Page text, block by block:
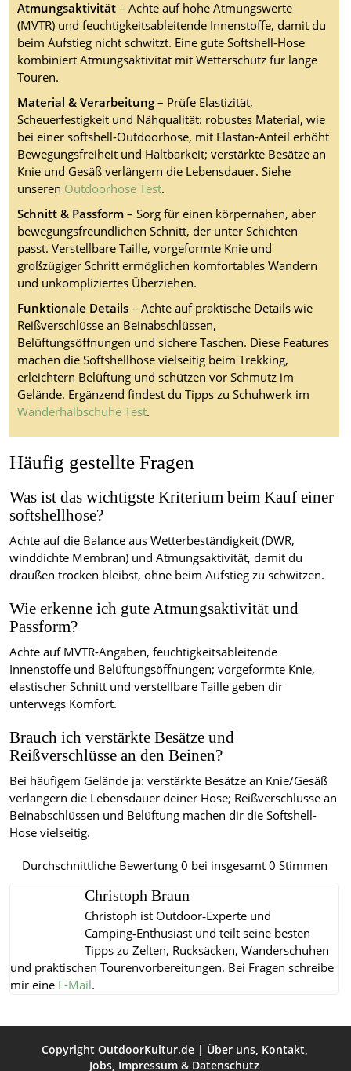
Atmungsaktivität– Achte auf hohe Atmungswerte
(MVTR) und feuchtigkeitsableitende Innenstoffe, damit du
beim Aufstieg nicht schwitzt. Eine gute Softshell-Hose
kombiniert Atmungsaktivität mit Wetterschutz für lange
Touren.
Material & Verarbeitung– Prüfe Elastizität,
Scheuerfestigkeit und Nähqualität: robustes Material, wie
bei einer softshell-Outdoorhose, mit Elastan-Anteil erhöht
Bewegungsfreiheit und Haltbarkeit; verstärkte Besätze an
Knie und Gesäß verlängern die Lebensdauer. Siehe
unseren Outdoorhose Test.
Schnitt & Passform– Sorg für einen körpernahen, aber
bewegungsfreundlichen Schnitt, der unter Schichten
passt. Verstellbare Taille, vorgeformte Knie und
großzügiger Schritt ermöglichen komfortables Wandern
und unkompliziertes Überziehen.
Funktionale Details– Achte auf praktische Details wie
Reißverschlüsse an Beinabschlüssen,
Belüftungsöffnungen und sichere Taschen. Diese Features
machen die Softshellhose vielseitig beim Trekking,
erleichtern Belüftung und schützen vor Schmutz im
Gelände. Ergänzend findest du Tipps zu Schuhwerk im
Wanderhalbschuhe Test.
Häufig gestellte Fragen
Was ist das wichtigste Kriterium beim Kauf einer
softshellhose?
Achte auf die Balance aus Wetterbeständigkeit (DWR,
winddichte Membran) und Atmungsaktivität, damit du
draußen trocken bleibst, ohne beim Aufstieg zu schwitzen.
Wie erkenne ich gute Atmungsaktivität und
Passform?
Achte auf MVTR-Angaben, feuchtigkeitsableitende
Innenstoffe und Belüftungsöffnungen; vorgeformte Knie,
elastischer Schnitt und verstellbare Taille geben dir
unterwegs Komfort.
Brauch ich verstärkte Besätze und
Reißverschlüsse an den Beinen?
Bei häufigem Gelände ja: verstärkte Besätze an Knie/Gesäß
verlängern die Lebensdauer deiner Hose; Reißverschlüsse an
Beinabschlüssen und Belüftung machen dir die Softshell-
Hose vielseitig.
Durchschnittliche Bewertung0 bei insgesamt0 Stimmen
Christoph Braun
Christoph ist Outdoor‑Experte und
Camping‑Enthusiast und teilt seine besten
Tipps zu Zelten, Rucksäcken, Wanderschuhen
und praktischen Tourenvorbereitungen. Bei Fragen schreibe
mir eine E-Mail.
Copyright OutdoorKultur.de| Über uns, Kontakt
Jobs Impressum & Datenschutz